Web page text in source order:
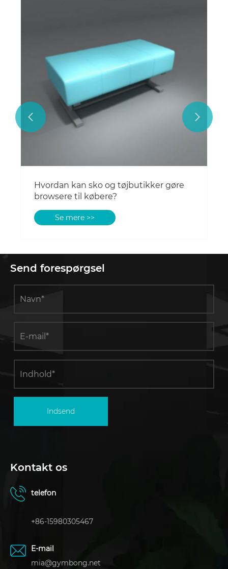
 
Send forespørgsel
Indsend
Kontakt os
telefon
+86-15980305467
E-mail
mia@gymbong.net